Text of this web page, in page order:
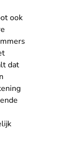
ook
dat